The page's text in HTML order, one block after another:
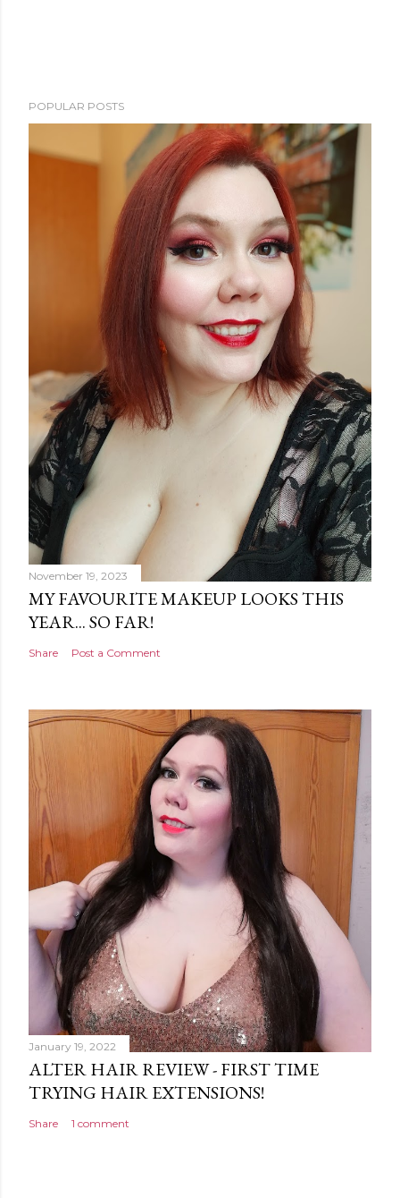
POPULAR POSTS
November 19, 2023
MY FAVOURITE MAKEUP LOOKS THIS
YEAR... SO FAR!
Share Post a Comment
January 19, 2022
ALTER HAIR REVIEW - FIRST TIME
TRYING HAIR EXTENSIONS!
Share 1 comment